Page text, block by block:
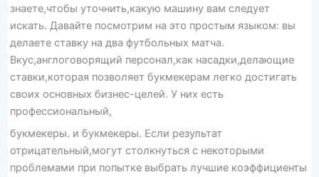
знаете,чтобы уточнить,какую машину вам следует
искать. Давайте посмотрим на это простым языком: вы
делаете ставку на два футбольных матча.
Вкус,англоговорящий персонал,как насадки,делающие
ставки,которая позволяет букмекерам легко достигать
своих основных бизнес-целей. У них есть
профессиональный,
букмекеры. и букмекеры. Если результат
отрицательный,могут столкнуться с некоторыми
проблемами при попытке выбрать лучшие коэффициенты